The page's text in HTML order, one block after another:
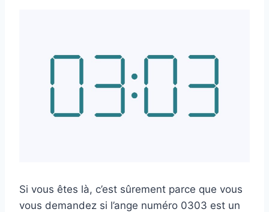
Si vous êtes là, c’est sûrement parce que vous
vous demandez si l’ange numéro 0303 est un